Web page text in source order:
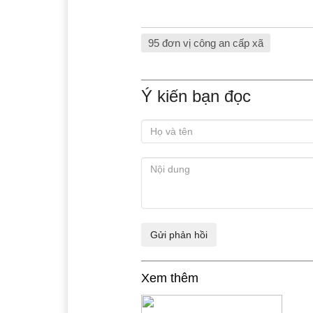
95 đơn vị công an cấp xã
Ý kiến bạn đọc
Xem thêm